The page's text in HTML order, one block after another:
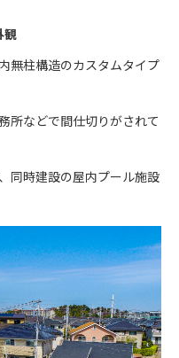
観
無柱構造のカスタムタイプ
所などで間仕切りがされて
同時建設の屋内プール施設